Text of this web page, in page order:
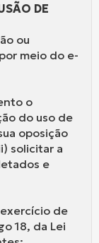
DE
ou
meio do e-
o
do uso de
oposição
solicitar a
e
de
18, da Lei